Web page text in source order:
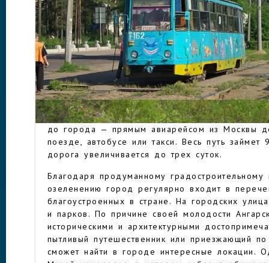
АНГАРСК
Второй мировой войны. На берегах реки
поселок для строителей первых
них стали добровольцы из числа советской
значительную помощь в возведении
оказали заключенные местных колоний. В
возникла крупнейшая в Азии промышленная
километров.
Через Ангарск проходят Транссибирская
автотрасса «Байкал». Самый быстрый и
до города — прямым авиарейсом из Москвы
поезде, автобусе или такси. Весь путь
дорога увеличивается до трех суток.
Благодаря продуманному градостроительному
озеленению город регулярно входит в
благоустроенных в стране. На городских
и парков. По причине своей молодости
историческими и архитектурными
пытливый путешественник или приезжающий
сможет найти в городе интересные локации.